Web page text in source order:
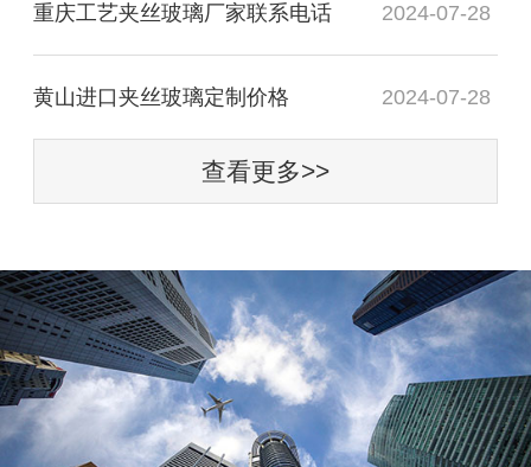
重庆工艺夹丝玻璃厂家联系电话 2024-07-28
黄山进口夹丝玻璃定制价格 2024-07-28
查看更多>>